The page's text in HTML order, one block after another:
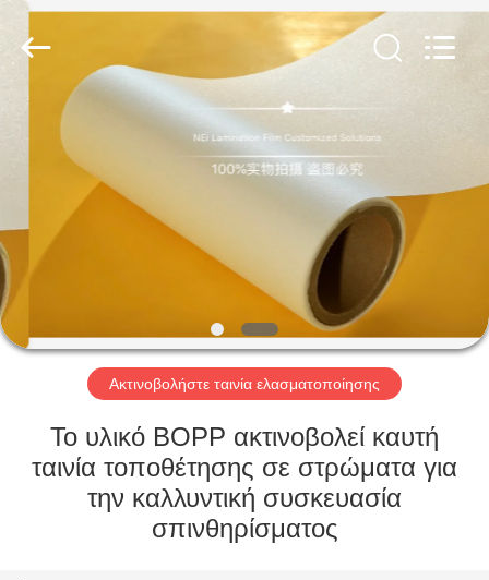
ΣΠΊΤΙ
ΠΡΟΪΌΝΤΑ
ΕΜΦΆΝΙΣΗ
VR
ΠΕΡΊΠΟΥ
ΕΜΕΊΣ
ΓΎΡΟΣ
ΕΡΓΟΣΤΑΣΊΩΝ
MATERIAL CO., LTD..
Ακτινοβολήστε ταινία ελασματοποίησης
Το υλικό BOPP ακτινοβολεί καυτή
ταινία τοποθέτησης σε στρώματα για
την καλλυντική συσκευασία
σπινθηρίσματος